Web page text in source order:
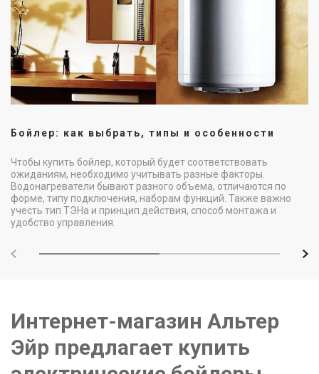
Бойлер: как выбрать, типы и особенности
Чтобы купить бойлер, который будет соответствовать
ожиданиям, необходимо учитывать разные факторы.
Водонагреватели бывают разного объема, отличаются по
форме, типу подключения, наборам функций. Также важно
учесть тип ТЭНа и принцип действия, способ монтажа и
удобство управления.
Интернет-магазин Альтер
Эйр предлагает купить